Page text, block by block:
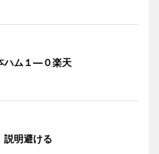
ハム１―０楽天
説明避ける